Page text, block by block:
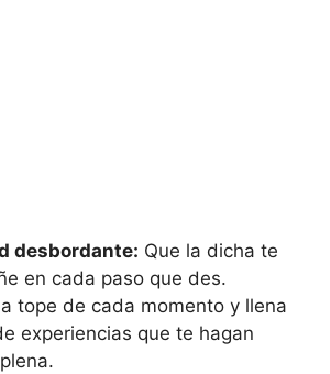
desbordante: Que la dicha te
en cada paso que des.
tope de cada momento y llena
experiencias que te hagan